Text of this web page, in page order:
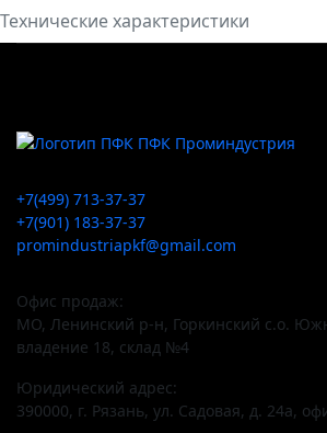
Технические характеристики
+7(499) 713-37-37
+7(901) 183-37-37
promindustriapkf@gmail.com
Офис продаж:
МО, Ленинский р-н, Горкинский с.о.
владение 18, склад №4
Юридический адрес:
390000, г. Рязань, ул. Садовая, д. 24а,